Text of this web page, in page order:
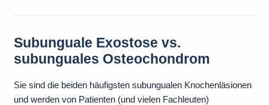
Subunguale Exostose vs.
subunguales Osteochondrom
Sie sind die beiden häufigsten subungualen Knochenläsionen
und werden von Patienten (und vielen Fachleuten)